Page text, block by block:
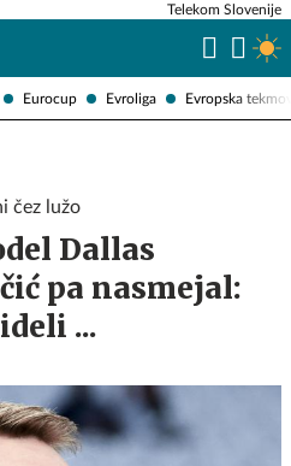
Eurocup Evroliga Evropska
Telekom Slovenije
čez lužo
Dallas
pa nasmejal:
...